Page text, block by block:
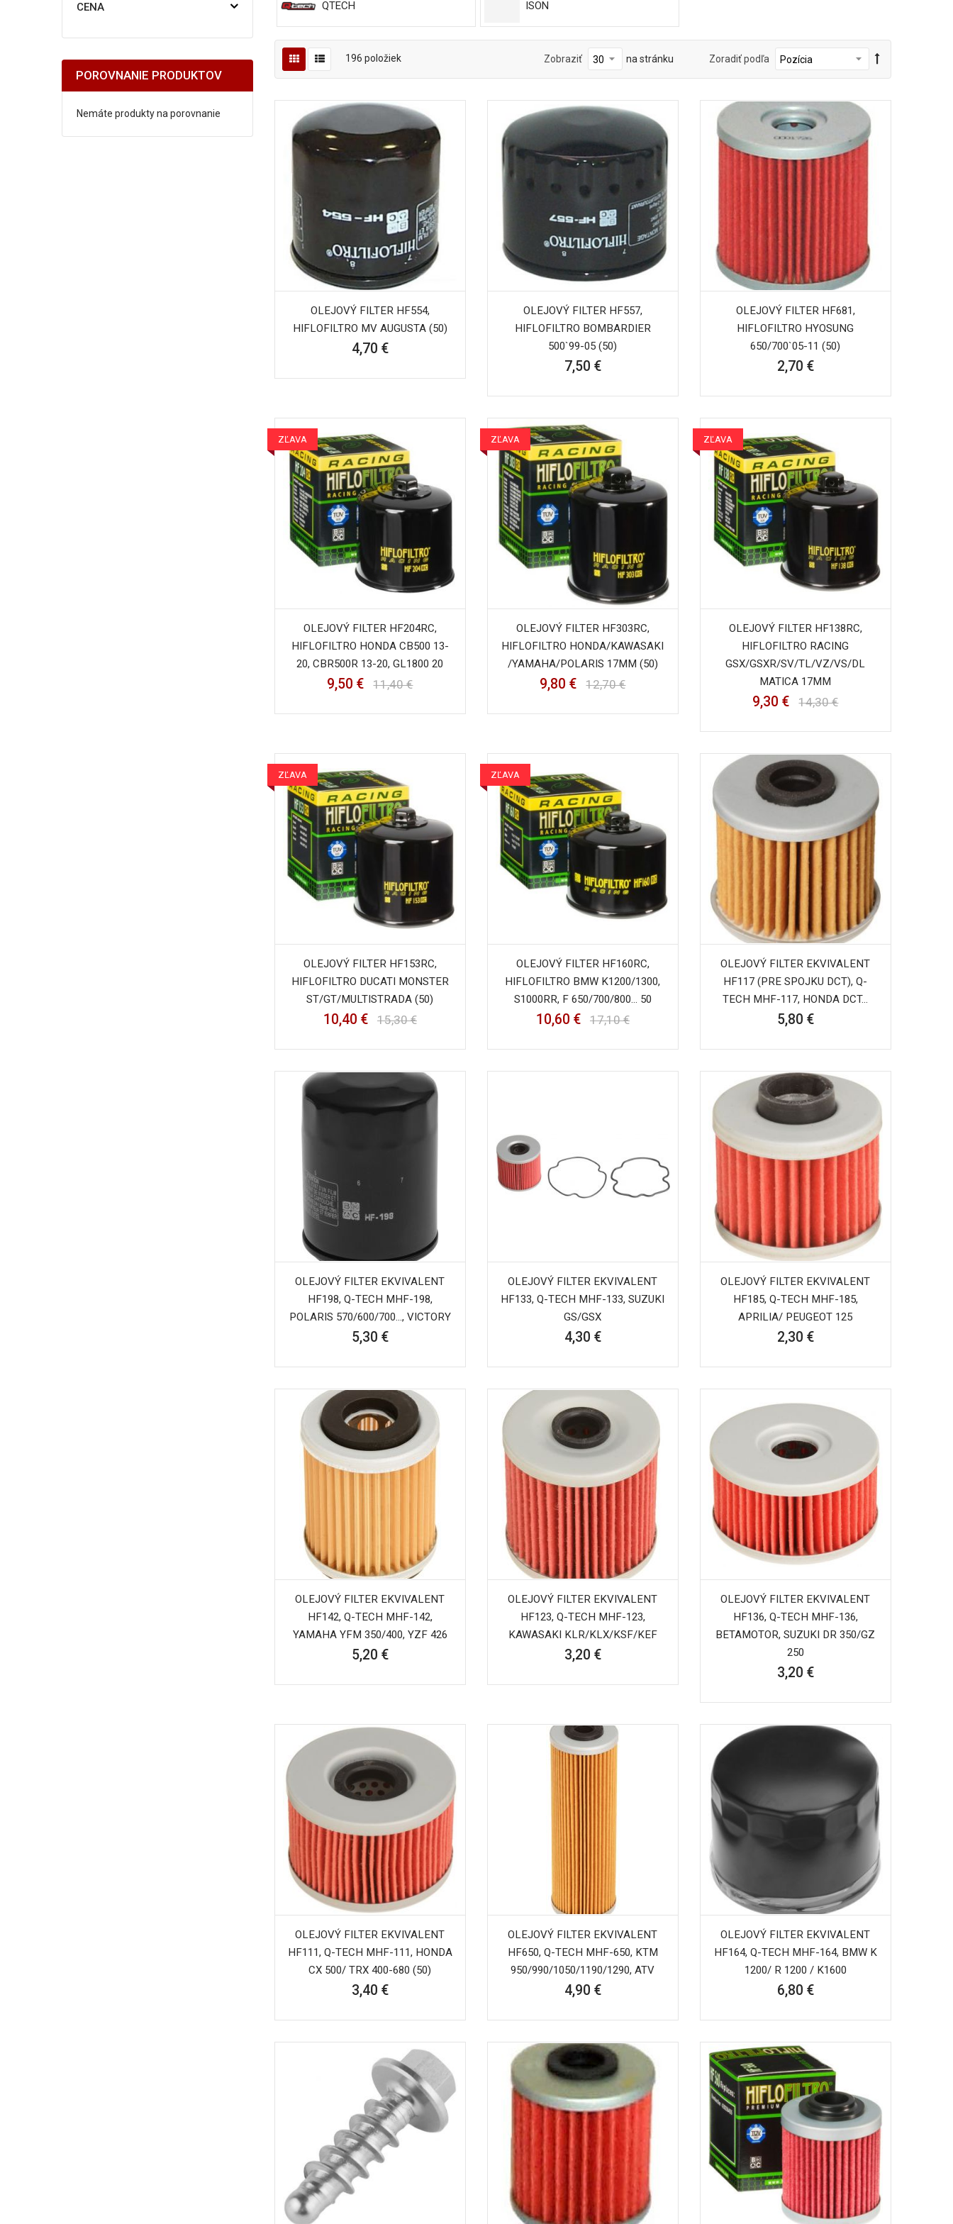
QTECH ISON
196 položiek Zoradiť podľa
Zobraziť na stránku
OLEJOVÝ FILTER HF554,
HIFLOFILTRO MV AUGUSTA (50)
4,70 €
OLEJOVÝ FILTER HF557,
HIFLOFILTRO BOMBARDIER
500`99-05 (50)
7,50 €
OLEJOVÝ FILTER HF681,
HIFLOFILTRO HYOSUNG
650/700`05-11 (50)
2,70 €
ZĽAVA
OLEJOVÝ FILTER HF204RC,
HIFLOFILTRO HONDA CB500 13-
20, CBR500R 13-20, GL1800 20
9,50 € 11,40 €
ZĽAVA
OLEJOVÝ FILTER HF303RC,
HIFLOFILTRO HONDA/KAWASAKI
/YAMAHA/POLARIS 17MM (50)
9,80 € 12,70 €
ZĽAVA
OLEJOVÝ FILTER HF138RC,
HIFLOFILTRO RACING
GSX/GSXR/SV/TL/VZ/VS/DL
MATICA 17MM
9,30 € 14,30 €
ZĽAVA
OLEJOVÝ FILTER HF153RC,
HIFLOFILTRO DUCATI MONSTER
ST/GT/MULTISTRADA (50)
10,40 € 15,30 €
ZĽAVA
OLEJOVÝ FILTER HF160RC,
HIFLOFILTRO BMW K1200/1300,
S1000RR, F 650/700/800... 50
10,60 € 17,10 €
OLEJOVÝ FILTER EKVIVALENT
HF117 (PRE SPOJKU DCT), Q-
TECH MHF-117, HONDA DCT...
5,80 €
OLEJOVÝ FILTER EKVIVALENT
HF198, Q-TECH MHF-198,
POLARIS 570/600/700..., VICTORY
5,30 €
OLEJOVÝ FILTER EKVIVALENT
HF133, Q-TECH MHF-133, SUZUKI
GS/GSX
4,30 €
OLEJOVÝ FILTER EKVIVALENT
HF185, Q-TECH MHF-185,
APRILIA/ PEUGEOT 125
2,30 €
OLEJOVÝ FILTER EKVIVALENT
HF142, Q-TECH MHF-142,
YAMAHA YFM 350/400, YZF 426
5,20 €
OLEJOVÝ FILTER EKVIVALENT
HF123, Q-TECH MHF-123,
KAWASAKI KLR/KLX/KSF/KEF
3,20 €
OLEJOVÝ FILTER EKVIVALENT
HF136, Q-TECH MHF-136,
BETAMOTOR, SUZUKI DR 350/GZ
250
3,20 €
OLEJOVÝ FILTER EKVIVALENT
HF111, Q-TECH MHF-111, HONDA
CX 500/ TRX 400-680 (50)
3,40 €
OLEJOVÝ FILTER EKVIVALENT
HF650, Q-TECH MHF-650, KTM
950/990/1050/1190/1290, ATV
4,90 €
OLEJOVÝ FILTER EKVIVALENT
HF164, Q-TECH MHF-164, BMW K
1200/ R 1200 / K1600
6,80 €
CENA
POROVNANIE PRODUKTOV
Nemáte produkty na porovnanie